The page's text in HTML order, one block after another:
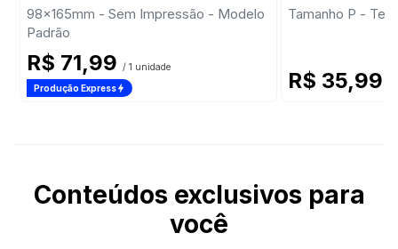
98x165mm - Sem Impressão - Modelo
Padrão
R$ 71,99 / 1 unidade
Produção Express
Tamanho P -
R$ 35,99
Conteúdos exclusivos para
você